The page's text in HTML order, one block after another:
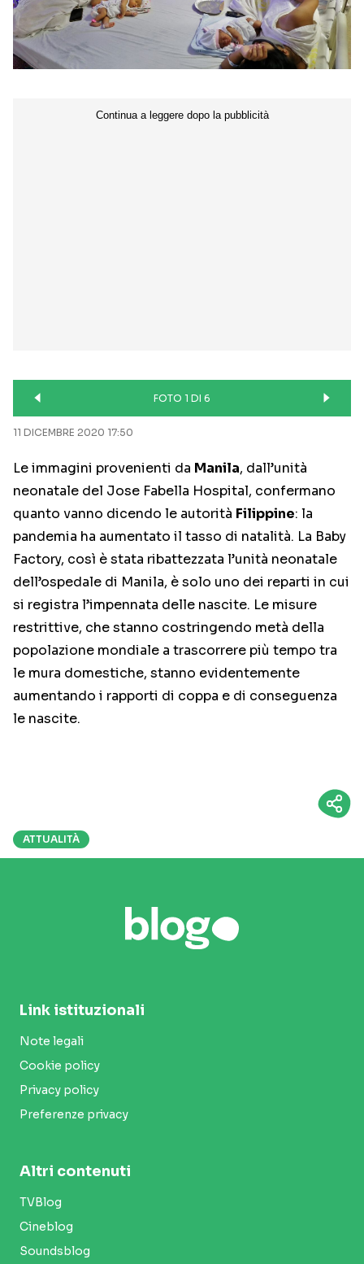
FOTO 1 DI 6
11 DICEMBRE 2020 17:50
Le immagini provenienti da Manila, dall’unità
neonatale del Jose Fabella Hospital, confermano
quanto vanno dicendo le autorità Filippine: la
pandemia ha aumentato il tasso di natalità. La Baby
Factory, così è stata ribattezzata l’unità neonatale
dell’ospedale di Manila, è solo uno dei reparti in cui
si registra l’impennata delle nascite. Le misure
restrittive, che stanno costringendo metà della
popolazione mondiale a trascorrere più tempo tra
le mura domestiche, stanno evidentemente
aumentando i rapporti di coppa e di conseguenza
le nascite.
ATTUALITÀ
Link istituzionali
Note legali
Cookie policy
Privacy policy
Preferenze privacy
Altri contenuti
TVBlog
Cineblog
Soundsblog